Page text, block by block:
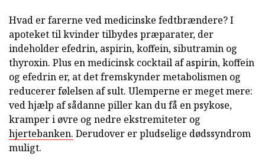
Hvad er farerne ved medicinske fedtbrændere? I
apoteket til kvinder tilbydes præparater, der
indeholder efedrin, aspirin, koffein, sibutramin og
thyroxin. Plus en medicinsk cocktail af aspirin, koffein
og efedrin er, at det fremskynder metabolismen og
reducerer følelsen af sult. Ulemperne er meget mere:
ved hjælp af sådanne piller kan du få en psykose,
kramper i øvre og nedre ekstremiteter og
hjertebanken. Derudover er pludselige dødssyndrom
muligt.